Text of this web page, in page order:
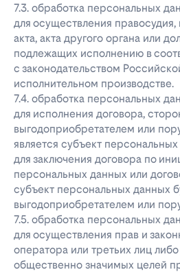
7.3. обработка персональных
для осуществления
акта, акта другого органа или
подлежащих исполнению в
с законодательством
исполнительном производстве.
7.4. обработка персональных
для исполнения договора,
выгодоприобретателем или
является субъект
для заключения договора по
персональных данных или
субъект персональных данных
выгодоприобретателем или
7.5. обработка персональных
для осуществления прав и
оператора или третьих лиц
общественно значимых целей